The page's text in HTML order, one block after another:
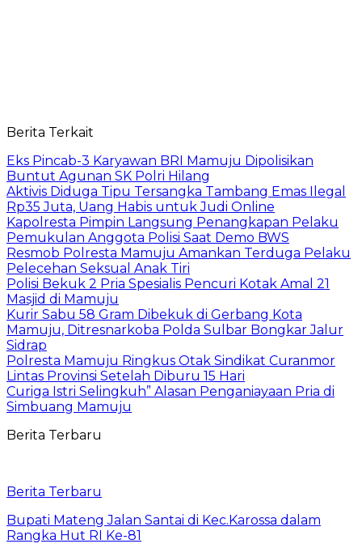
Berita Terkait
Eks Pincab-3 Karyawan BRI Mamuju Dipolisikan
Buntut Agunan SK Polri Hilang
Aktivis Diduga Tipu Tersangka Tambang Emas Ilegal
Rp35 Juta, Uang Habis untuk Judi Online
Kapolresta Pimpin Langsung Penangkapan Pelaku
Pemukulan Anggota Polisi Saat Demo BWS
Resmob Polresta Mamuju Amankan Terduga Pelaku
Pelecehan Seksual Anak Tiri
Polisi Bekuk 2 Pria Spesialis Pencuri Kotak Amal 21
Masjid di Mamuju
Kurir Sabu 58 Gram Dibekuk di Gerbang Kota
Mamuju, Ditresnarkoba Polda Sulbar Bongkar Jalur
Sidrap
Polresta Mamuju Ringkus Otak Sindikat Curanmor
Lintas Provinsi Setelah Diburu 15 Hari
Curiga Istri Selingkuh” Alasan Penganiayaan Pria di
Simbuang Mamuju
Berita Terbaru
Berita Terbaru
Bupati Mateng Jalan Santai di Kec.Karossa dalam
Rangka Hut RI Ke-81